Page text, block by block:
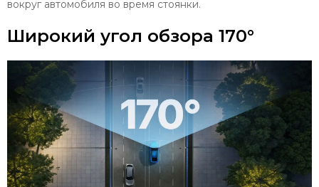
вокруг автомобиля во время стоянки.
Широкий угол обзора 170°